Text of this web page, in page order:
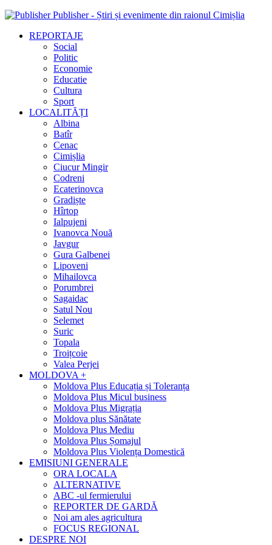
Publisher - Știri și evenimente din raionul Cimișlia
REPORTAJE
Social
Politic
Economie
Educatie
Cultura
Sport
LOCALITĂȚI
Albina
Batîr
Cenac
Cimișlia
Ciucur Mingir
Codreni
Ecaterinovca
Gradiște
Hîrtop
Ialpujeni
Ivanovca Nouă
Javgur
Gura Galbenei
Lipoveni
Mihailovca
Porumbrei
Sagaidac
Satul Nou
Selemet
Suric
Topala
Troițcoie
Valea Perjei
MOLDOVA +
Moldova Plus Educația și Toleranța
Moldova Plus Micul business
Moldova Plus Migrația
Moldova plus Sănătate
Moldova Plus Mediu
Moldova Plus Șomajul
Moldova Plus Violența Domestică
EMISIUNI GENERALE
ORA LOCALA
ALTERNATIVE
ABC -ul fermierului
REPORTER DE GARDĂ
Noi am ales agricultura
FOCUS REGIONAL
DESPRE NOI